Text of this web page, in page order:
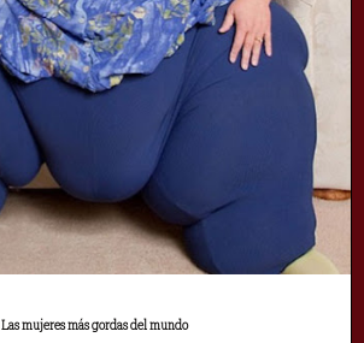
Las mujeres más gordas del mundo